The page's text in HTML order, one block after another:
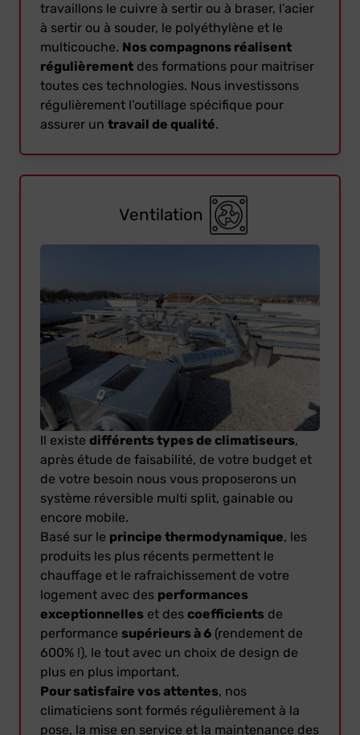
travaillons le cuivre à sertir ou à braser, l’acier
à sertir ou à souder, le polyéthylène et le
multicouche. Nos compagnons réalisent
régulièrement des formations pour maitriser
toutes ces technologies. Nous investissons
régulièrement l’outillage spécifique pour
assurer un travail de qualité.
Ventilation
Il existe différents types de climatiseurs,
après étude de faisabilité, de votre budget et
de votre besoin nous vous proposerons un
système réversible multi split, gainable ou
encore mobile.
Basé sur le principe thermodynamique, les
produits les plus récents permettent le
chauffage et le rafraichissement de votre
logement avec des performances
exceptionnelles et des coefficients de
performance supérieurs à 6 (rendement de
600% !), le tout avec un choix de design de
plus en plus important.
Pour satisfaire vos attentes, nos
climaticiens sont formés régulièrement à la
pose, la mise en service et la maintenance des